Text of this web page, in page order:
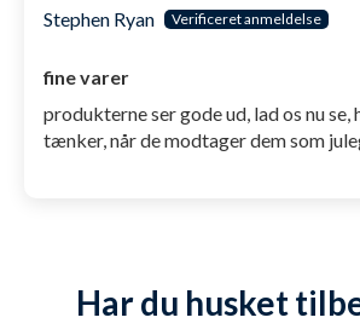
Stephen Ryan
fine varer
produkterne ser gode ud, lad os nu se,
tænker, når de modtager dem som
Har du husket